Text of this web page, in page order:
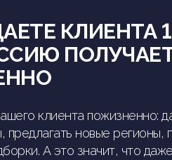
КЛИЕНТА 1
клиента пожизненно:
новые регионы,
А это значит, что